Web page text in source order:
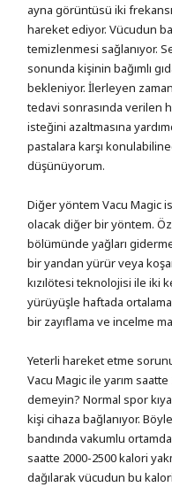
ayna görüntüsü iki
hareket ediyor. Vücudun
temizlenmesi sağlanıyor.
sonunda kişinin bağımlı
bekleniyor. İlerleyen
tedavi sonrasında verilen
isteğini azaltmasına
pastalara karşı
düşünüyorum.
Diğer yöntem Vacu Magic
olacak diğer bir yöntem.
bölümünde yağları
bir yandan yürür veya
kızılötesi teknolojisi ile iki
yürüyüşle haftada
bir zayıflama ve incelme
Yeterli hareket etme
Vacu Magic ile yarım
demeyin? Normal spor
kişi cihaza bağlanıyor.
bandında vakumlu ortamda
saatte 2000-2500 kalori
dağılarak vücudun bu